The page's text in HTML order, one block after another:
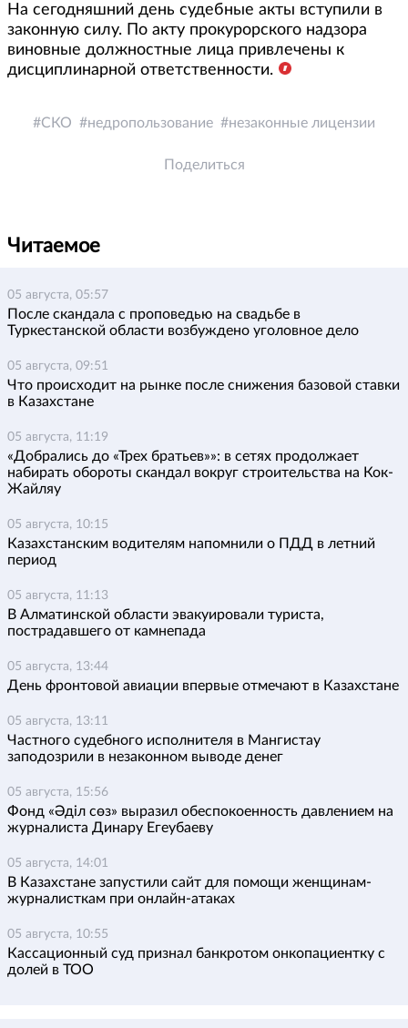
На сегодняшний день судебные акты вступили в
законную силу. По акту прокурорского надзора
виновные должностные лица привлечены к
дисциплинарной ответственности.
СКО недропользование незаконные лицензии
Поделиться
Читаемое
05 августа, 05:57
После скандала с проповедью на свадьбе в
Туркестанской области возбуждено уголовное дело
05 августа, 09:51
Что происходит на рынке после снижения базовой ставки
в Казахстане
05 августа, 11:19
«Добрались до «Трех братьев»»: в сетях продолжает
набирать обороты скандал вокруг строительства на Кок-
Жайляу
05 августа, 10:15
Казахстанским водителям напомнили о ПДД в летний
период
05 августа, 11:13
В Алматинской области эвакуировали туриста,
пострадавшего от камнепада
05 августа, 13:44
День фронтовой авиации впервые отмечают в Казахстане
05 августа, 13:11
Частного судебного исполнителя в Мангистау
заподозрили в незаконном выводе денег
05 августа, 15:56
Фонд «Әділ сөз» выразил обеспокоенность давлением на
журналиста Динару Егеубаеву
05 августа, 14:01
В Казахстане запустили сайт для помощи женщинам-
журналисткам при онлайн-атаках
05 августа, 10:55
Кассационный суд признал банкротом онкопациентку с
долей в ТОО